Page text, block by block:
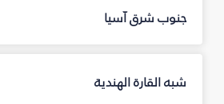
جنوب شرق آسيا
شبه القارة الهندية